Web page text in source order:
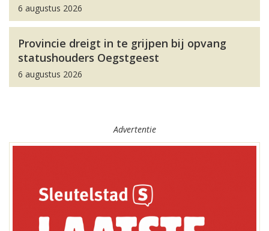
6 augustus 2026
Provincie dreigt in te grijpen bij opvang
statushouders Oegstgeest
6 augustus 2026
Advertentie